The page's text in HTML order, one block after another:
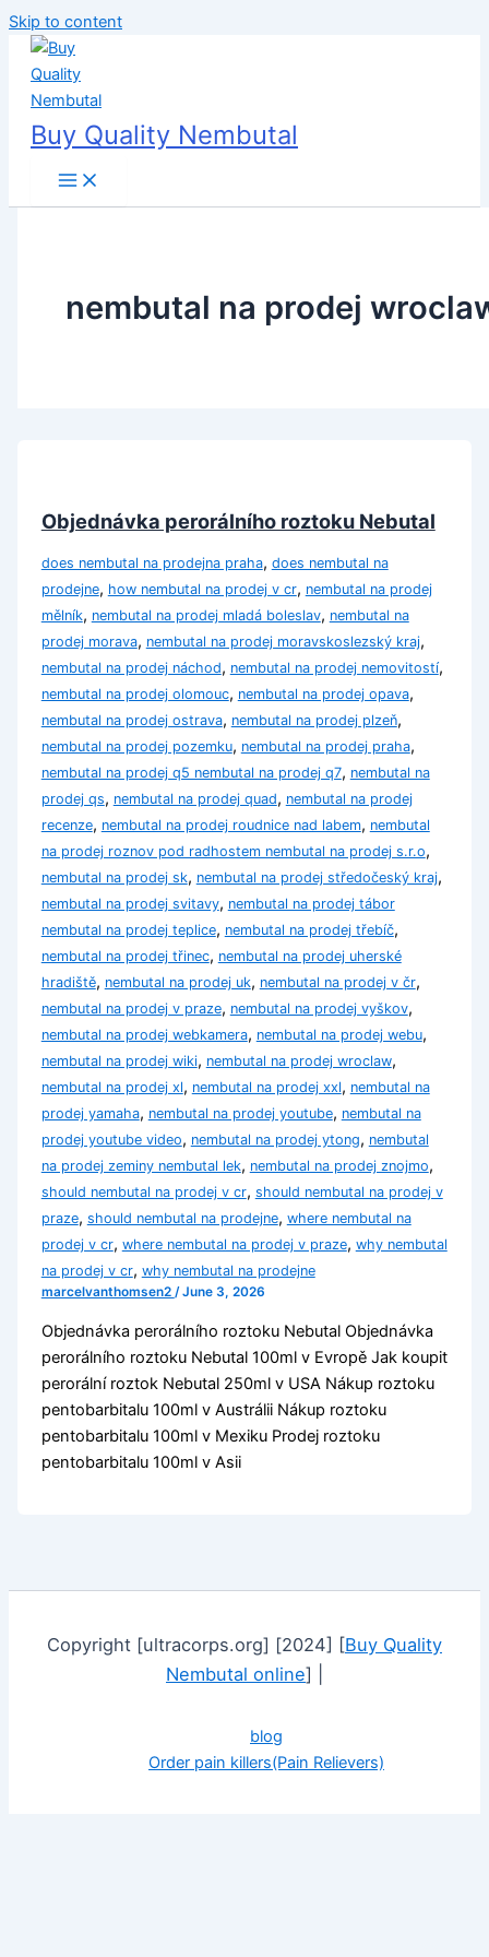
Skip to content
Buy Quality Nembutal
nembutal na prodej
Objednávka perorálního roztoku Nebutal
does nembutal na prodejna praha, does nembutal na
prodejne, how nembutal na prodej v cr, nembutal na prodej
mělník, nembutal na prodej mladá boleslav, nembutal na
prodej morava, nembutal na prodej moravskoslezský kraj,
nembutal na prodej náchod, nembutal na prodej nemovitostí,
nembutal na prodej olomouc, nembutal na prodej opava,
nembutal na prodej ostrava, nembutal na prodej plzeň,
nembutal na prodej pozemku, nembutal na prodej praha,
nembutal na prodej q5 nembutal na prodej q7, nembutal na
prodej qs, nembutal na prodej quad, nembutal na prodej
recenze, nembutal na prodej roudnice nad labem, nembutal
na prodej roznov pod radhostem nembutal na prodej s.r.o,
nembutal na prodej sk, nembutal na prodej středočeský kraj,
nembutal na prodej svitavy, nembutal na prodej tábor
nembutal na prodej teplice, nembutal na prodej třebíč,
nembutal na prodej třinec, nembutal na prodej uherské
hradiště, nembutal na prodej uk, nembutal na prodej v čr,
nembutal na prodej v praze, nembutal na prodej vyškov,
nembutal na prodej webkamera, nembutal na prodej webu,
nembutal na prodej wiki, nembutal na prodej wroclaw,
nembutal na prodej xl, nembutal na prodej xxl, nembutal na
prodej yamaha, nembutal na prodej youtube, nembutal na
prodej youtube video, nembutal na prodej ytong, nembutal
na prodej zeminy nembutal lek, nembutal na prodej znojmo,
should nembutal na prodej v cr, should nembutal na prodej v
praze, should nembutal na prodejne, where nembutal na
prodej v cr, where nembutal na prodej v praze, why nembutal
na prodej v cr, why nembutal na prodejne
marcelvanthomsen2 /June 3, 2026
Objednávka perorálního roztoku Nebutal Objednávka
perorálního roztoku Nebutal 100ml v Evropě Jak koupit
perorální roztok Nebutal 250ml v USA Nákup roztoku
pentobarbitalu 100ml v Austrálii Nákup roztoku
pentobarbitalu 100ml v Mexiku Prodej roztoku
pentobarbitalu 100ml v Asii
Copyright [ultracorps.org] [2024] [Buy Quality
Nembutal online] |
blog
Order pain killers(Pain Relievers)